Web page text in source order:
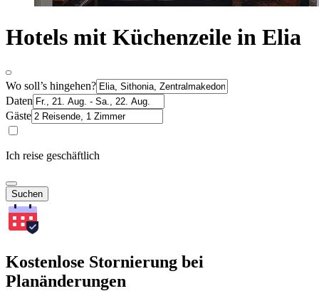
Hotels mit Küchenzeile in Elia
Wo soll’s hingehen?
Daten
Gäste
Ich reise geschäftlich
Suchen
Kostenlose Stornierung bei
Planänderungen